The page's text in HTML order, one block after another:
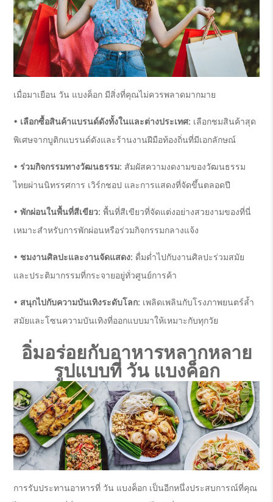
เมื่อมาเยือน วัน แบงค็อก มีสิ่งที่คุณไม่ควรพลาดมากมาย
• เลือกซื้อสินค้าแบรนด์ดังทั้งในและต่างประเทศ: เลือกชมสินค้าสุด
พิเศษจากบูติกแบรนด์ดังและร้านงานฝีมือท้องถิ่นที่มีเอกลักษณ์
• ร่วมกิจกรรมทางวัฒนธรรม: สัมผัสความงดงามของวัฒนธรรม
ไทยผ่านนิทรรศการ เวิร์กชอป และการแสดงที่จัดขึ้นตลอดปี
• พักผ่อนในพื้นที่สีเขียว: พื้นที่สีเขียวที่จัดแต่งอย่างสวยงามของที่นี่
เหมาะสำหรับการพักผ่อนหรือร่วมกิจกรรมกลางแจ้ง
• ชมงานศิลปะและงานจัดแสดง: ดื่มด่ำไปกับงานศิลปะร่วมสมัย
และประติมากรรมที่กระจายอยู่ทั่วศูนย์การค้า
• สนุกไปกับความบันเทิงระดับโลก: เพลิดเพลินกับโรงภาพยนตร์ล้ำ
สมัยและโซนความบันเทิงที่ออกแบบมาให้เหมาะกับทุกวัย
อิ่มอร่อยกับอาหารหลากหลาย
รูปแบบที่ วัน แบงค็อก
การรับประทานอาหารที่ วัน แบงค็อก เป็นอีกหนึ่งประสบการณ์ที่คุณ